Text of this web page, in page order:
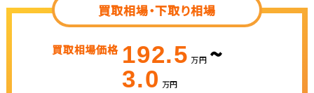
買取相場・下取り相場
買取相場価格 192.5 万円 ~
3.0 万円